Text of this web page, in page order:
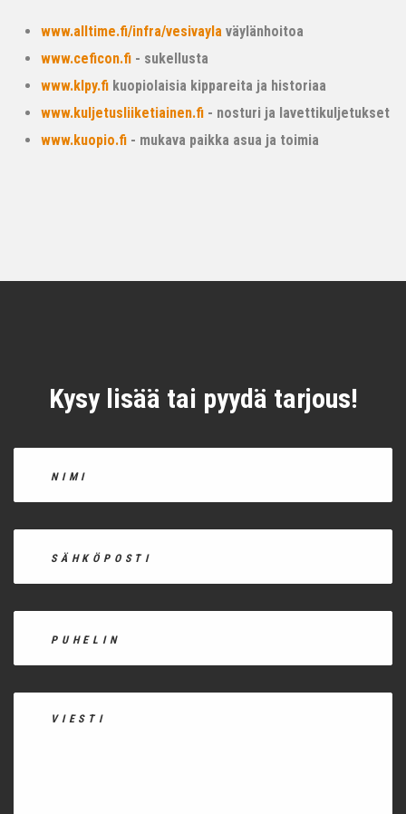
www.alltime.fi/infra/vesivayla väylänhoitoa
www.ceficon.fi - sukellusta
www.klpy.fi kuopiolaisia kippareita ja historiaa
www.kuljetusliiketiainen.fi - nosturi ja lavettikuljetukset
www.kuopio.fi - mukava paikka asua ja toimia
Kysy lisää tai pyydä tarjous!